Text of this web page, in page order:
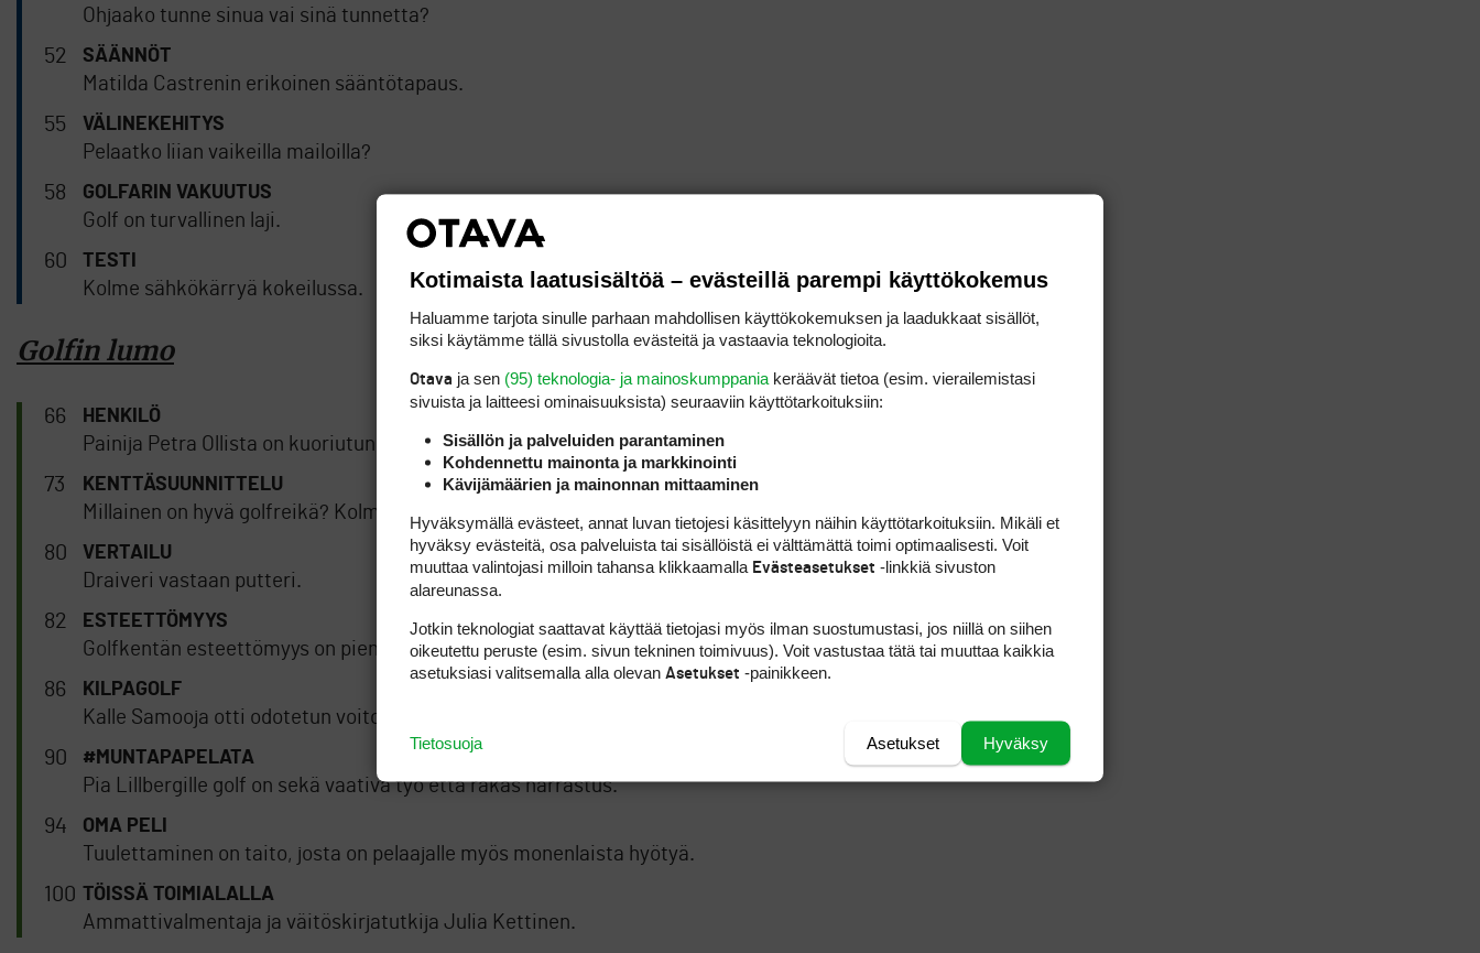
Ohjaako tunne sinua vai sinä tunnetta?
52 SÄÄNNÖT
Matilda Castrenin erikoinen sääntötapaus.
55 VÄLINEKEHITYS
Pelaatko liian vaikeilla mailoilla?
58 GOLFARIN VAKUUTUS
Golf on turvallinen laji.
60 TESTI
Kolme sähkökärryä kokeilussa.
Golfin lumo
66 HENKILÖ
Painija Petra Ollista on kuoriutunut vähän jo golfarikin.
73 KENTTÄSUUNNITTELU
Millainen on hyvä golfreikä? Kolme asiantuntijaa kertoo suosikkinsa.
80 VERTAILU
Draiveri vastaan putteri.
82 ESTEETTÖMYYS
Golfkentän esteettömyys on pieniä tekoja, joilla on suuri merkitys.
86 KILPAGOLF
Kalle Samooja otti odotetun voiton odottamattomalla tavalla.
90 #MUNTAPAPELATA
Pia Lillbergille golf on sekä vaativa työ että rakas harrastus.
94 OMA PELI
Tuulettaminen on taito, josta on pelaajalle myös monenlaista hyötyä.
100 TÖISSÄ TOIMIALALLA
Ammattivalmentaja ja väitöskirjatutkija Julia Kettinen.
Kotimaista laatusisältöä – evästeillä parempi käyttökokemus
Haluamme tarjota sinulle parhaan mahdollisen käyttökokemuksen ja laadukkaat sisällöt,
siksi käytämme tällä sivustolla evästeitä ja vastaavia teknologioita.
Otava ja sen (95) teknologia- ja mainoskumppania keräävät tietoa (esim. vierailemis­tasi
sivuista ja laitteesi ominaisuuk­sista) seuraaviin käyttötarkoituksiin:
Sisällön ja palveluiden parantaminen
Kohdennettu mainonta ja markkinointi
Kävijämäärien ja mainonnan mittaaminen
Hyväksymällä evästeet, annat luvan tietojesi käsittelyyn näihin käyttötarkoituksiin. Mikäli et
hyväksy evästeitä, osa palveluista tai sisällöistä ei välttämättä toimi optimaalisesti. Voit
muuttaa valintojasi milloin tahansa klikkaamalla Evästeasetukset -linkkiä sivuston
alareunassa.
Jotkin teknologiat saattavat käyttää tietojasi myös ilman suostumustasi, jos niillä on siihen
oikeutettu peruste (esim. sivun tekninen toimivuus). Voit vastustaa tätä tai muuttaa kaikkia
asetuksiasi valitsemalla alla olevan Asetukset -painikkeen.
Hyväksy
Asetukset
Tietosuoja